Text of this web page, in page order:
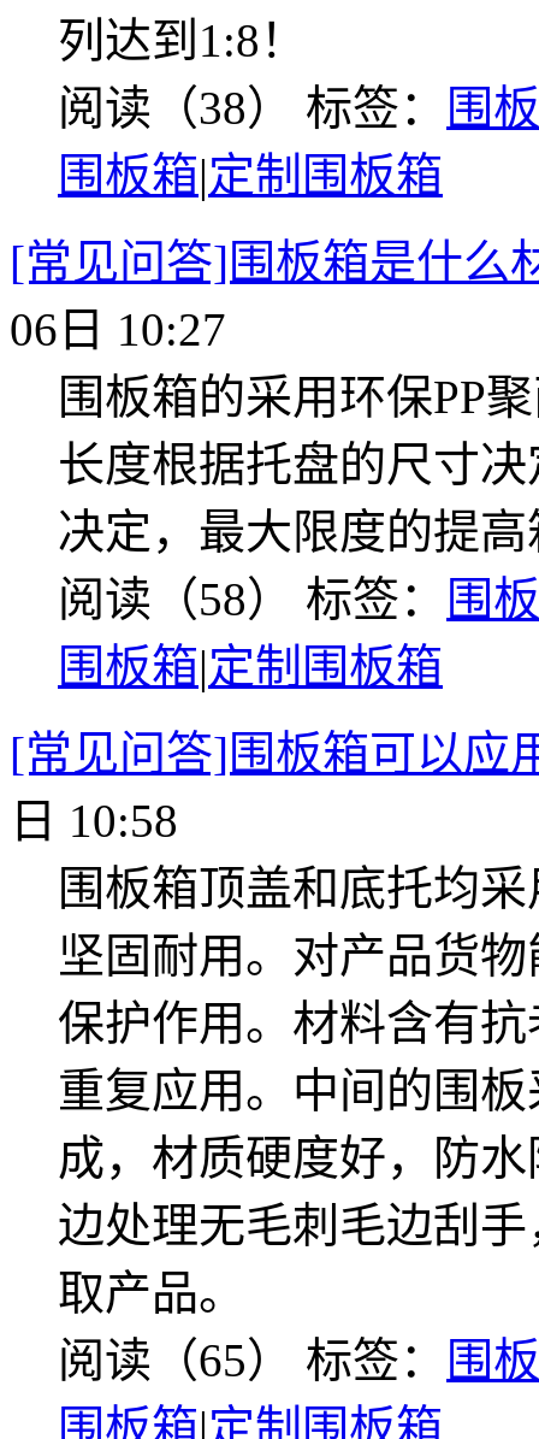
列达到1:8！
阅读（38） 标签：
围
围板箱|定制围板箱
[常见问答]围板箱是什么
06日 10:27
围板箱的采用环保PP
长度根据托盘的尺寸
决定，最大限度的提
阅读（58） 标签：
围
围板箱|定制围板箱
[常见问答]围板箱可以应
日 10:58
围板箱顶盖和底托均
坚固耐用。对产品货
保护作用。材料含有
重复应用。中间的围
成，材质硬度好，防
边处理无毛刺毛边刮
取产品。
阅读（65） 标签：
围
围板箱|定制围板箱